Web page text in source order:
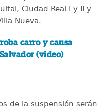
Ciudad Real I y II y
Nueva.
carro y causa
(video)
de la suspensión serán